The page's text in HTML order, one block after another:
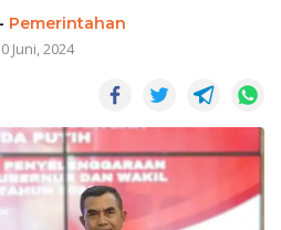
- Pemerintahan
Juni, 2024